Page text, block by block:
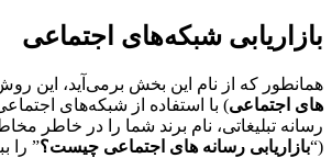
بازاریابی شبکههای اجتماعی
همانطور که از نام این بخش برمی آید، این
های اجتماعی) با استفاده از شبکههای
رسانه تبلیغاتی، نام برند شما را در خاطر
(“بازاریابی رسانه های اجتماعی چیست؟” را